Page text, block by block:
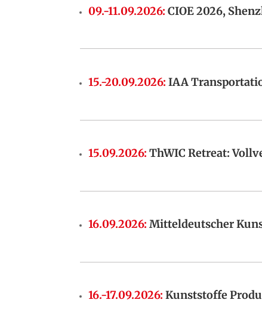
09.-11.09.2026:CIOE 2026,
15.-20.09.2026:IAA
15.09.2026:ThWIC Retreat:
16.09.2026:Mitteldeutscher
16.-17.09.2026:Kunststoffe